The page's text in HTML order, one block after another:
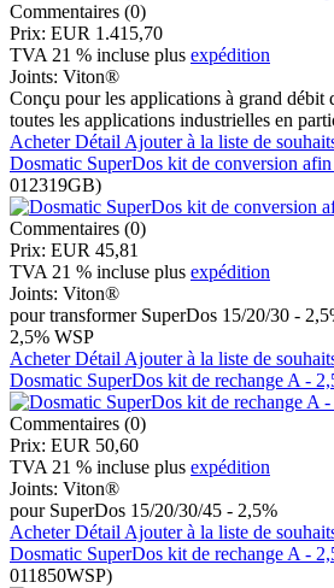
Commentaires (0)
Prix: EUR 1.415,70
TVA 21 % incluse plus expédition
Joints: Viton®
Conçu pour les applications à grand débit
toutes les applications industrielles en
AcheterDétailAjouter à la liste de
Dosmatic SuperDos kit de conversion
012319GB)
Commentaires (0)
Prix: EUR 45,81
TVA 21 % incluse plus expédition
Joints: Viton®
pour transformer SuperDos 15/20/30 -
2,5% WSP
AcheterDétailAjouter à la liste de
Dosmatic SuperDos kit de rechange A -
Commentaires (0)
Prix: EUR 50,60
TVA 21 % incluse plus expédition
Joints: Viton®
pour SuperDos 15/20/30/45 - 2,5%
AcheterDétailAjouter à la liste de
Dosmatic SuperDos kit de rechange A -
011850WSP)